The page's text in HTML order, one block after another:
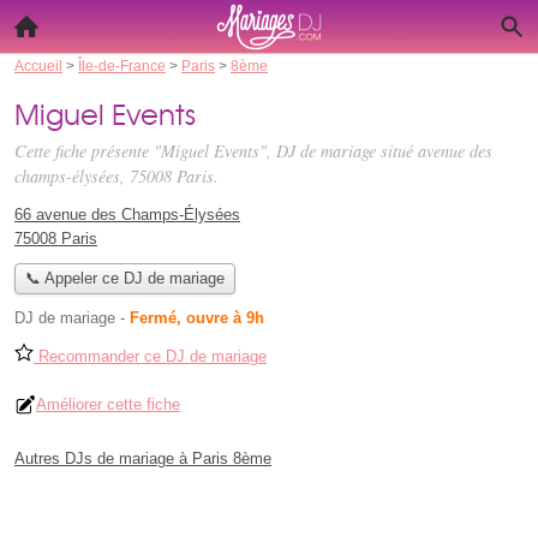
Accueil > Île-de-France > Paris > 8ème
Miguel Events
Cette fiche présente "Miguel Events", DJ de mariage situé avenue des
champs-élysées, 75008 Paris.
66 avenue des Champs-Élysées
75008 Paris
📞 Appeler ce DJ de mariage
DJ de mariage - Fermé, ouvre à 9h
Recommander ce DJ de mariage
Améliorer cette fiche
Autres DJs de mariage à Paris 8ème